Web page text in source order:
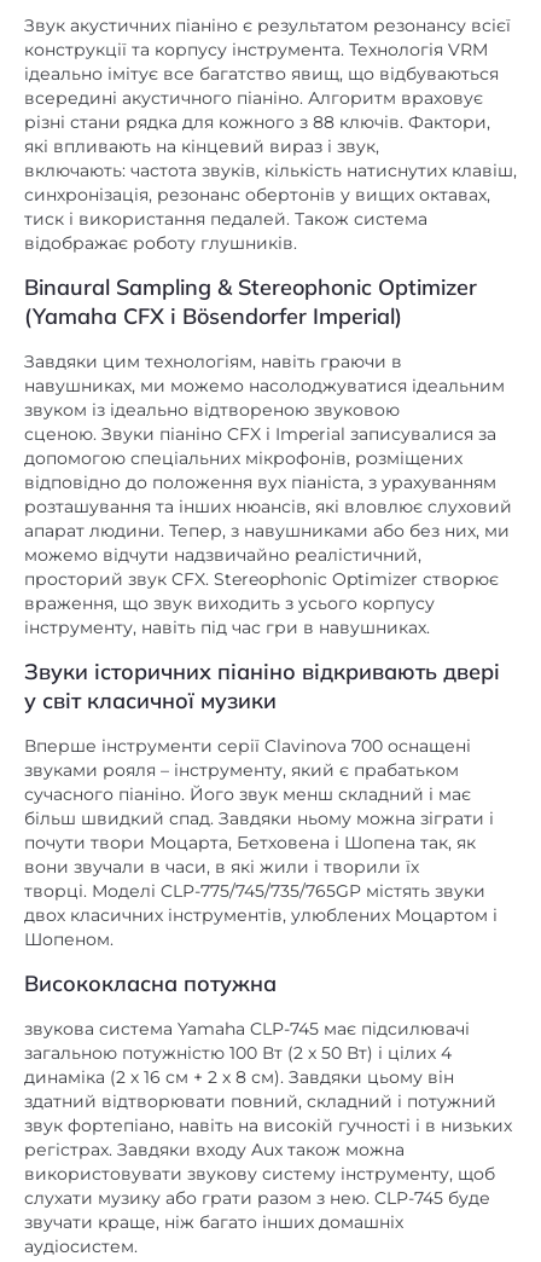
ідеально імітує все багатство явищ, що відбуваються
всередині акустичного піаніно. Алгоритм враховує
різні стани рядка для кожного з 88 ключів. Фактори,
які впливають на кінцевий вираз і звук,
включають: частота звуків, кількість натиснутих клавіш,
синхронізація, резонанс обертонів у вищих октавах,
тиск і використання педалей. Також система
відображає роботу глушників.
Binaural Sampling & Stereophonic Optimizer
(Yamaha CFX і Bösendorfer Imperial)
Завдяки цим технологіям, навіть граючи в
навушниках, ми можемо насолоджуватися ідеальним
звуком із ідеально відтвореною звуковою
сценою. Звуки піаніно CFX і Imperial записувалися за
допомогою спеціальних мікрофонів, розміщених
відповідно до положення вух піаніста, з урахуванням
розташування та інших нюансів, які вловлює слуховий
апарат людини. Тепер, з навушниками або без них, ми
можемо відчути надзвичайно реалістичний,
просторий звук CFX. Stereophonic Optimizer створює
враження, що звук виходить з усього корпусу
інструменту, навіть під час гри в навушниках.
Звуки історичних піаніно відкривають двері
у світ класичної музики
Вперше інструменти серії Clavinova 700 оснащені
звуками рояля – інструменту, який є прабатьком
сучасного піаніно. Його звук менш складний і має
більш швидкий спад. Завдяки ньому можна зіграти і
почути твори Моцарта, Бетховена і Шопена так, як
вони звучали в часи, в які жили і творили їх
творці. Моделі CLP-775/745/735/765GP містять звуки
двох класичних інструментів, улюблених Моцартом і
Шопеном.
Висококласна потужна
загальною потужністю 100 Вт (2 х 50 Вт) і цілих 4
динаміка (2 х 16 см + 2 х 8 см). Завдяки цьому він
здатний відтворювати повний, складний і потужний
звук фортепіано, навіть на високій гучності і в низьких
регістрах. Завдяки входу Aux також можна
використовувати звукову систему інструменту, щоб
слухати музику або грати разом з нею. CLP-745 буде
звучати краще, ніж багато інших домашніх
аудіосистем.
Інші цікаві особливості CLP-745